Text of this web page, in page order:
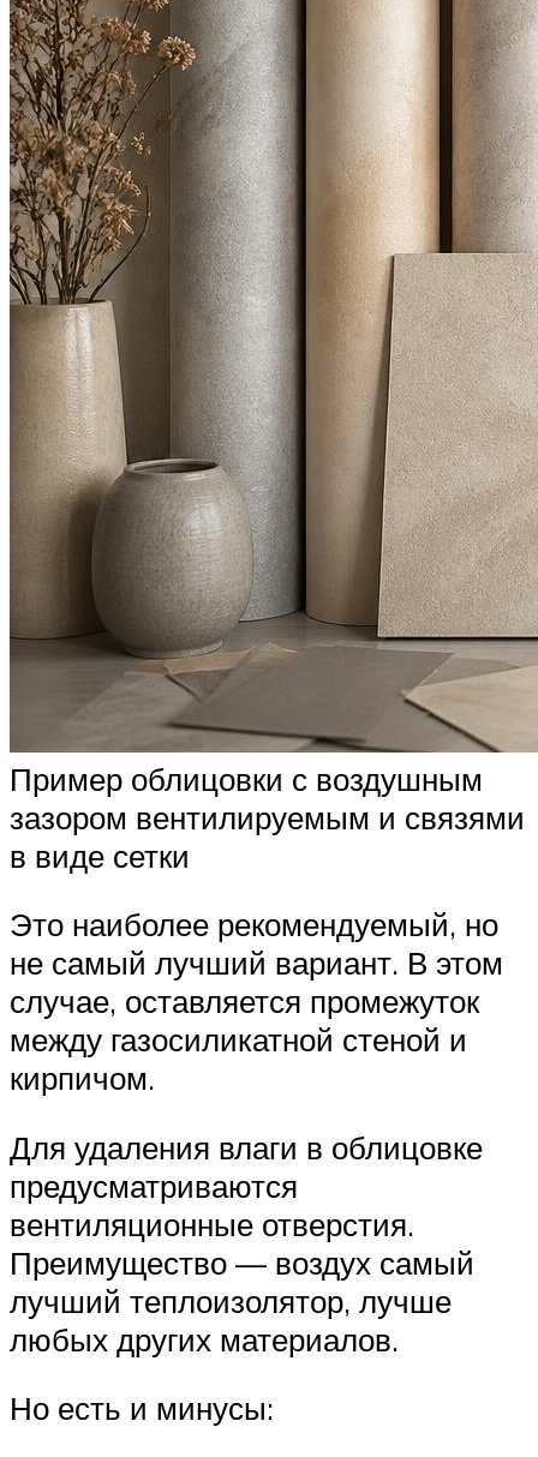
Пример облицовки с воздушным
зазором вентилируемым и связями
в виде сетки
Это наиболее рекомендуемый, но
не самый лучший вариант. В этом
случае, оставляется промежуток
между газосиликатной стеной и
кирпичом.
Для удаления влаги в облицовке
предусматриваются
вентиляционные отверстия.
Преимущество — воздух самый
лучший теплоизолятор, лучше
любых других материалов.
Но есть и минусы: